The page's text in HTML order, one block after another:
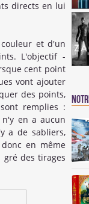
directs en lui
et d'un
L'objectif -
cent point
vont ajouter
des points,
remplies :
en a aucun
a de sabliers,
en même
gré des tirages